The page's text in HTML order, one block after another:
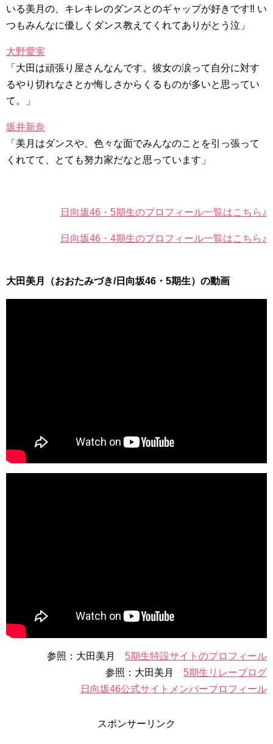
いる美月の、キレキレのダンスとのギャップが好きです‼︎ い
つもみんなに優しくダンス教えてくれてありがとう泣」
大野愛実
「大田は頑張り屋さんなんです。彼女の涙って自分に対す
るやり切れなさとか悔しさからくるものが多いと思ってい
て。」
坂井新奈
「美月はダンスや、色々な面でみんなのことを引っ張って
くれてて、とても努力家だなと思っています」
日向坂46・5期生のプロフィール一覧はこちら♪
日向坂46・4期生のプロフィール一覧はこちら♪
大田美月（おおたみづき/日向坂46・5期生）の動画
参照：大田美月 5期生特設サイトのプロフィール
参照：大田美月 5期生リレーブログ
日向坂46公式サイトメンバープロフィール
スポンサーリンク